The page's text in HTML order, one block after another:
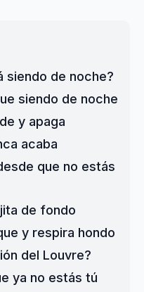
siendo de noche?
siendo de noche
y apaga
acaba
que no estás
de fondo
y respira hondo
del Louvre?
ya no estás tú